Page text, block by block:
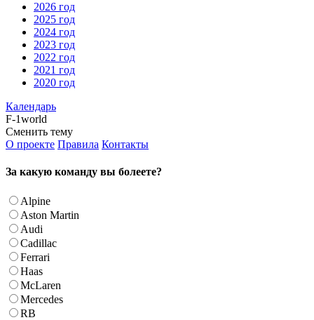
2026 год
2025 год
2024 год
2023 год
2022 год
2021 год
2020 год
Календарь
F-1world
Сменить тему
О проекте Правила Контакты
За какую команду вы болеете?
Alpine
Aston Martin
Audi
Cadillac
Ferrari
Haas
McLaren
Mercedes
RB